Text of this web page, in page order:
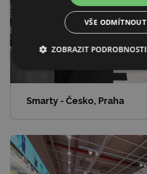
Smarty - Česko, Praha
VŠE ODMÍTNOUT
ZOBRAZIT PODROBNOSTI